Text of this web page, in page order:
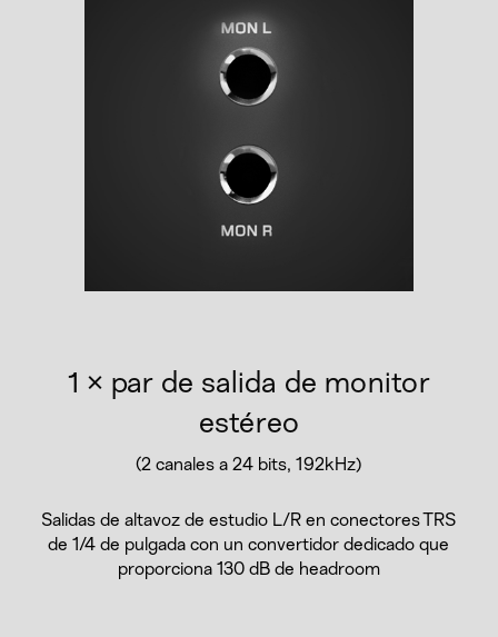
1 × par de salida de monitor
estéreo
(2 canales a 24 bits, 192kHz)
Salidas de altavoz de estudio L/R en conectores TRS
de 1/4 de pulgada con un convertidor dedicado que
proporciona 130 dB de headroom